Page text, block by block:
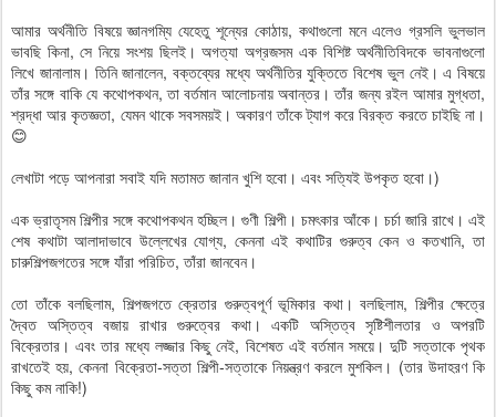
আমার অর্থনীতি বিষয়ে জ্ঞানগম্যি যেহেতু শূন্যের কোঠায়, কথাগুলো মনে এলেও গ্রসলি ভুলভাল
ভাবছি কিনা, সে নিয়ে সংশয় ছিলই। অগত্যা অগ্রজসম এক বিশিষ্ট অর্থনীতিবিদকে ভাবনাগুলো
লিখে জানালাম। তিনি জানালেন, বক্তব্যের মধ্যে অর্থনীতির যুক্তিতে বিশেষ ভুল নেই। এ বিষয়ে
তাঁর সঙ্গে বাকি যে কথোপকথন, তা বর্তমান আলোচনায় অবান্তর। তাঁর জন্য রইল আমার মুগ্ধতা,
শ্রদ্ধা আর কৃতজ্ঞতা, যেমন থাকে সবসময়ই। অকারণ তাঁকে ট্যাগ করে বিরক্ত করতে চাইছি না।
😊
লেখাটা পড়ে আপনারা সবাই যদি মতামত জানান খুশি হবো। এবং সত্যিই উপকৃত হবো।)
এক ভ্রাতৃসম শিল্পীর সঙ্গে কথোপকথন হচ্ছিল। গুণী শিল্পী। চমৎকার আঁকে। চর্চা জারি রাখে। এই
শেষ কথাটা আলাদাভাবে উল্লেখের যোগ্য, কেননা এই কথাটির গুরুত্ব কেন ও কতখানি, তা
চারুশিল্পজগতের সঙ্গে যাঁরা পরিচিত, তাঁরা জানবেন।
তো তাঁকে বলছিলাম, শিল্পজগতে ক্রেতার গুরুত্বপূর্ণ ভূমিকার কথা। বলছিলাম, শিল্পীর ক্ষেত্রে
দ্বৈত অস্তিত্ব বজায় রাখার গুরুত্বের কথা। একটি অস্তিত্ব সৃষ্টিশীলতার ও অপরটি
বিক্রেতার। এবং তার মধ্যে লজ্জার কিছু নেই, বিশেষত এই বর্তমান সময়ে। দুটি সত্তাকে পৃথক
রাখতেই হয়, কেননা বিক্রেতা-সত্তা শিল্পী-সত্তাকে নিয়ন্ত্রণ করলে মুশকিল। (তার উদাহরণ কি
কিছু কম নাকি!)